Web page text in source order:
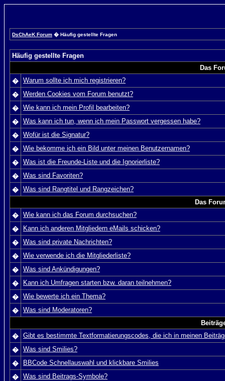
DsChAeK Forum � Häufig gestellte Fragen
Häufig gestellte Fragen
Das
� Warum sollte ich mich registrieren?
� Werden Cookies vom Forum benutzt?
� Wie kann ich mein Profil bearbeiten?
� Was kann ich tun, wenn ich mein Passwort vergessen habe?
� Wofür ist die Signatur?
� Wie bekomme ich ein Bild unter meinen Benutzernamen?
� Was ist die Freunde-Liste und die Ignorierliste?
� Was sind Favoriten?
� Was sind Rangtitel und Rangzeichen?
Das
� Wie kann ich das Forum durchsuchen?
�
Kann ich anderen Mitgliedern eMails schicken?
� Was sind private Nachrichten?
� Wie verwende ich die Mitgliederliste?
� Was sind Ankündigungen?
�
Kann ich Umfragen starten bzw. daran teilnehmen?
� Wie bewerte ich ein Thema?
� Was sind Moderatoren?
� Gibt es bestimmte Textformatierungscodes, die ich in meinen
� Was sind Smilies?
�
BBCode Schnellauswahl und klickbare Smilies
� Was sind Beitrags-Symbole?